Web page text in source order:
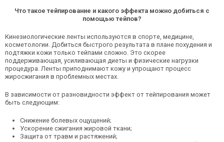
Что такое тейпирование и какого эффекта можно добиться с
помощью тейпов?
Кинезиологические ленты используются в спорте, медицине,
косметологии. Добиться быстрого результата в плане похудения и
подтяжки кожи только тейпами сложно. Это скорее
поддерживающая, усиливающая диеты и физические нагрузки
процедура. Ленты приподнимают кожу и упрощают процесс
жиросжигания в проблемных местах.
В зависимости от разновидности эффект от тейпирования может
быть следующим:
Снижение болевых ощущений;
Ускорение сжигания жировой ткани;
Защита от травм и растяжений;